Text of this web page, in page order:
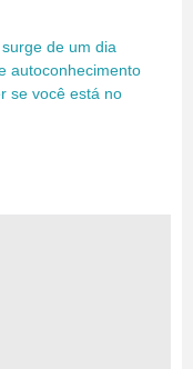
de um dia
autoconhecimento
se você está no